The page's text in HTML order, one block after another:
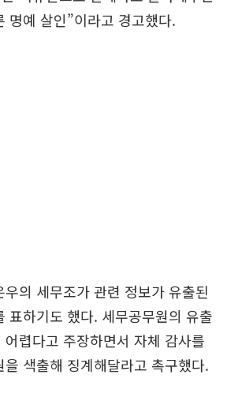
명예 살인”이라고 경고했다.
의 세무조가 관련 정보가 유출된
표하기도 했다. 세무공무원의 유출
렵다고 주장하면서 자체 감사를
색출해 징계해달라고 촉구했다.